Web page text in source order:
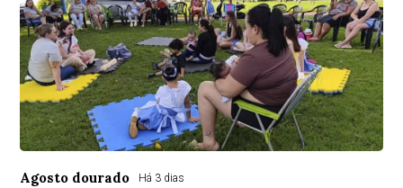
Agosto dourado Há 3 dias